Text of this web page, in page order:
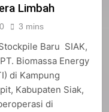
Limbah
0 3 mins
Baru SIAK,
Biomassa Energy
di Kampung
Kabupaten Siak,
di